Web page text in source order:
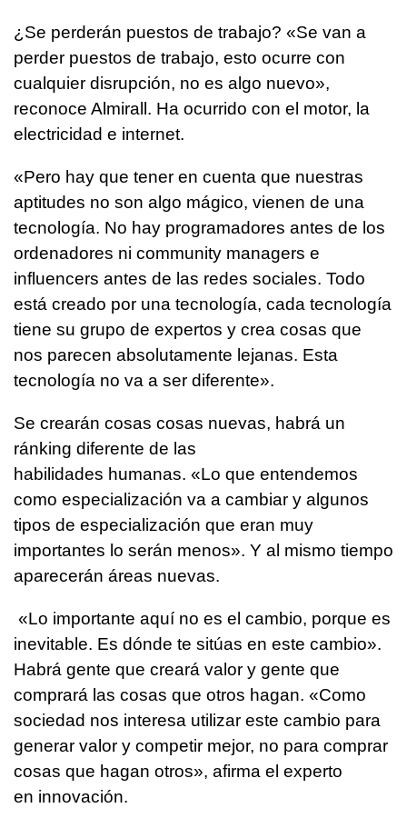
¿Se perderán puestos de trabajo? «Se van a
perder puestos de trabajo, esto ocurre con
cualquier disrupción, no es algo nuevo»,
reconoce Almirall. Ha ocurrido con el motor, la
electricidad e internet.
«Pero hay que tener en cuenta que nuestras
aptitudes no son algo mágico, vienen de una
tecnología. No hay programadores antes de los
ordenadores ni community managers e
influencers antes de las redes sociales. Todo
está creado por una tecnología, cada tecnología
tiene su grupo de expertos y crea cosas que
nos parecen absolutamente lejanas. Esta
tecnología no va a ser diferente».
Se crearán cosas cosas nuevas, habrá un
ránking diferente de las
habilidades humanas. «Lo que entendemos
como especialización va a cambiar y algunos
tipos de especialización que eran muy
importantes lo serán menos». Y al mismo tiempo
aparecerán áreas nuevas.
«Lo importante aquí no es el cambio, porque es
inevitable. Es dónde te sitúas en este cambio».
Habrá gente que creará valor y gente que
comprará las cosas que otros hagan. «Como
sociedad nos interesa utilizar este cambio para
generar valor y competir mejor, no para comprar
cosas que hagan otros», afirma el experto
en innovación.